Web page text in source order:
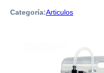
Categoría:Articulos